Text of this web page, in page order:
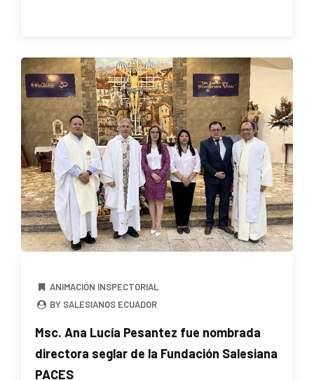
ANIMACIÓN INSPECTORIAL
BY SALESIANOS ECUADOR
Msc. Ana Lucía Pesantez fue nombrada
directora seglar de la Fundación Salesiana
PACES